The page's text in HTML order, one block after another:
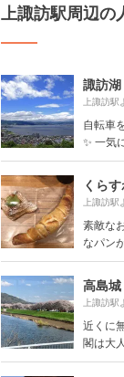
上諏訪駅周辺の
諏訪湖
上諏訪駅
自転車
✨ 一気
くら
上諏訪駅
素敵な
なパン
高島城
上諏訪駅
近くに
閣は大